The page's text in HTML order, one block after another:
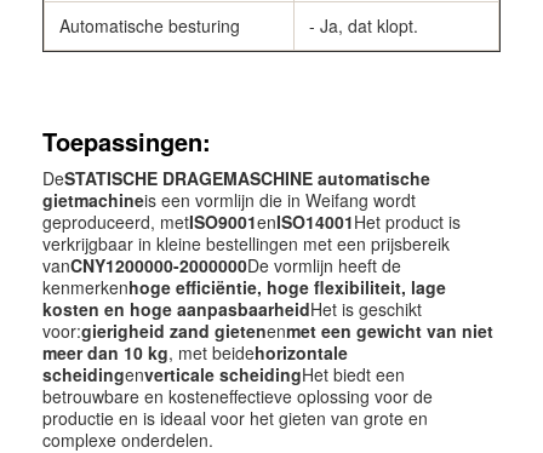
Automatische besturing - Ja, dat klopt.
Toepassingen:
DeSTATISCHE DRAGEMASCHINE automatische
gietmachineis een vormlijn die in Weifang wordt
geproduceerd, metISO9001enISO14001Het product is
verkrijgbaar in kleine bestellingen met een prijsbereik
vanCNY1200000-2000000De vormlijn heeft de
kenmerkenhoge efficiëntie, hoge flexibiliteit, lage
kosten en hoge aanpasbaarheidHet is geschikt
voor:gierigheid zand gietenenmet een gewicht van niet
meer dan 10 kg, met beidehorizontale
scheidingenverticale scheidingHet biedt een
betrouwbare en kosteneffectieve oplossing voor de
productie en is ideaal voor het gieten van grote en
complexe onderdelen.